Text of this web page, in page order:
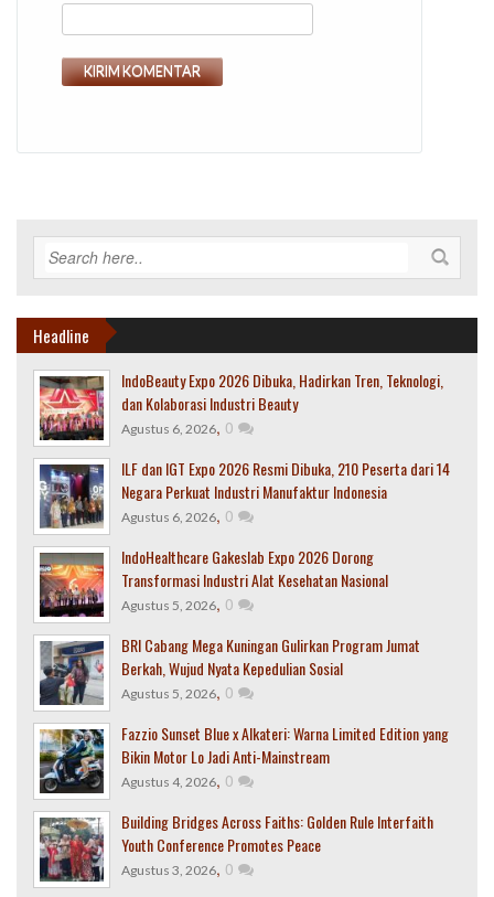
Headline
IndoBeauty Expo 2026 Dibuka, Hadirkan Tren, Teknologi,
dan Kolaborasi Industri Beauty
Agustus 6, 2026, 0
ILF dan IGT Expo 2026 Resmi Dibuka, 210 Peserta dari 14
Negara Perkuat Industri Manufaktur Indonesia
Agustus 6, 2026, 0
IndoHealthcare Gakeslab Expo 2026 Dorong
Transformasi Industri Alat Kesehatan Nasional
Agustus 5, 2026, 0
BRI Cabang Mega Kuningan Gulirkan Program Jumat
Berkah, Wujud Nyata Kepedulian Sosial
Agustus 5, 2026, 0
Fazzio Sunset Blue x Alkateri: Warna Limited Edition yang
Bikin Motor Lo Jadi Anti-Mainstream
Agustus 4, 2026, 0
Building Bridges Across Faiths: Golden Rule Interfaith
Youth Conference Promotes Peace
Agustus 3, 2026, 0